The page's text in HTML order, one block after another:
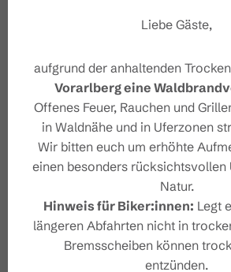
Sicherheitstipps für
in Vorarlberg
Eigenschaften
Liebe Gäste,
aufgrund der anhaltenden
Vorarlberg eine
Offenes Feuer, Rauchen und
in Waldnähe und in Uferzonen
Wir bitten euch um erhöhte
einen besonders rücksichtsvollen
Natur.
Hinweis für Biker:innen: Legt
längeren Abfahrten nicht in
Bremsscheiben können
entzünden.